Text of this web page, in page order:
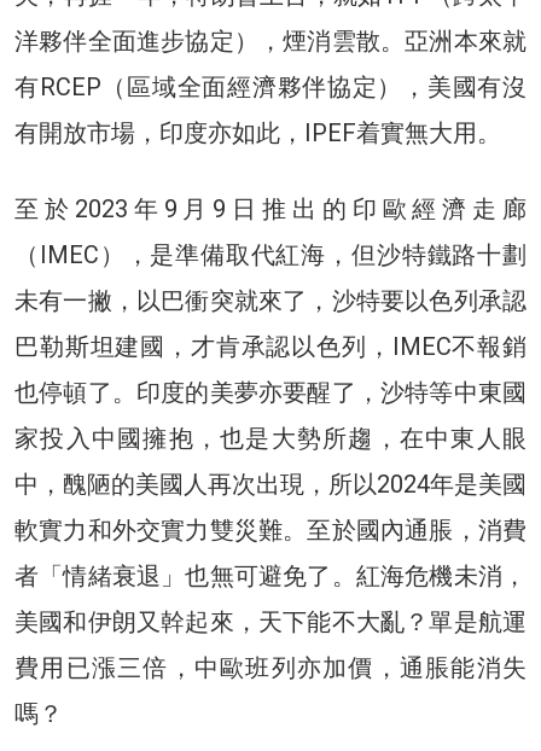
洋夥伴全面進步協定），煙消雲散。亞洲本來就
有RCEP（區域全面經濟夥伴協定），美國有沒
有開放市場，印度亦如此，IPEF着實無大用。
至於2023年9月9日推出的印歐經濟走廊
（IMEC），是準備取代紅海，但沙特鐵路十劃
未有一撇，以巴衝突就來了，沙特要以色列承認
巴勒斯坦建國，才肯承認以色列，IMEC不報銷
也停頓了。印度的美夢亦要醒了，沙特等中東國
家投入中國擁抱，也是大勢所趨，在中東人眼
中，醜陋的美國人再次出現，所以2024年是美國
軟實力和外交實力雙災難。至於國內通脹，消費
者「情緒衰退」也無可避免了。紅海危機未消，
美國和伊朗又幹起來，天下能不大亂？單是航運
費用已漲三倍，中歐班列亦加價，通脹能消失
嗎？